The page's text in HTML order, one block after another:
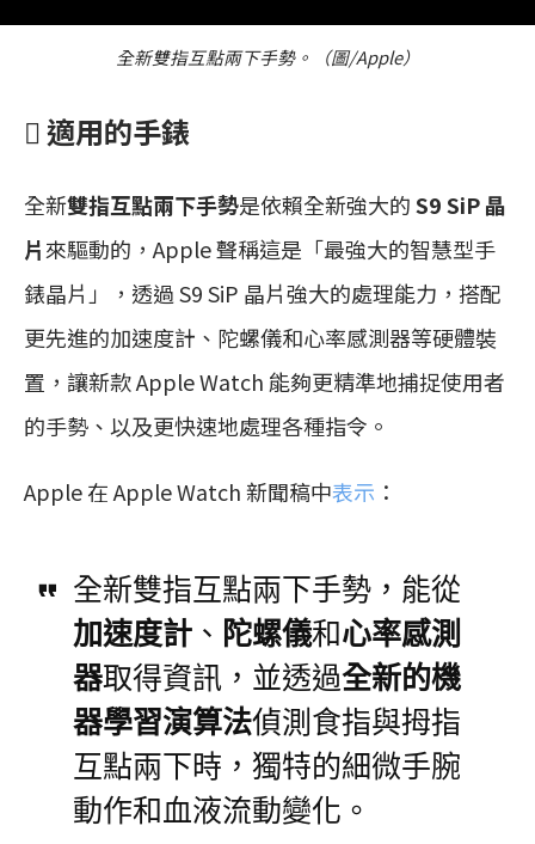
全新雙指互點兩下手勢。（圖/Apple）
 適用的手錶
全新雙指互點兩下手勢是依賴全新強大的S9 SiP 晶
片來驅動的，Apple 聲稱這是「最強大的智慧型手
錶晶片」，透過 S9 SiP 晶片強大的處理能力，搭配
更先進的加速度計、陀螺儀和心率感測器等硬體裝
置，讓新款 Apple Watch 能夠更精準地捕捉使用者
的手勢、以及更快速地處理各種指令。
Apple 在 Apple Watch 新聞稿中表示 ：
全新雙指互點兩下手勢，能從
加速度計、 陀螺儀和心率感測
器取得資訊，並透過全新的機
器學習演算法偵測食指與拇指
互點兩下時，獨特的細微手腕
動作和血液流動變化。